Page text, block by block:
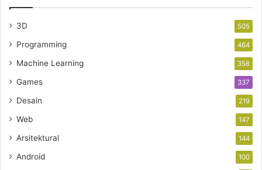
3D 505
Programming 464
Machine Learning 356
Games 337
Desain 219
Web 147
Arsitektural 144
Android 100